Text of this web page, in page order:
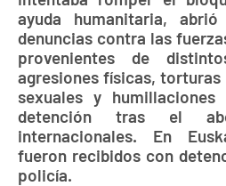
ayuda humanitaria,
denuncias contra las
provenientes de
agresiones físicas,
sexuales y
detención tras el
internacionales. En
fueron recibidos con
policía.